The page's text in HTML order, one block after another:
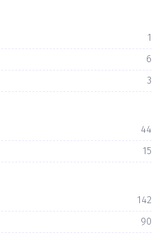
1
6
3
44
15
142
90